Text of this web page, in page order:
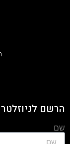
הרשם
שם